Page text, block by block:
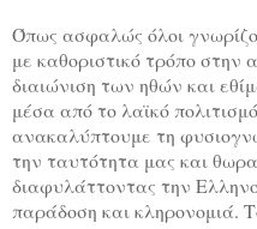
Όπως ασφαλώς όλοι
με καθοριστικό τρόπο στην
διαιώνιση των ηθών και
μέσα από το λαϊκό
ανακαλύπτουμε τη
την ταυτότητα μας και
διαφυλάττοντας την
παράδοση και